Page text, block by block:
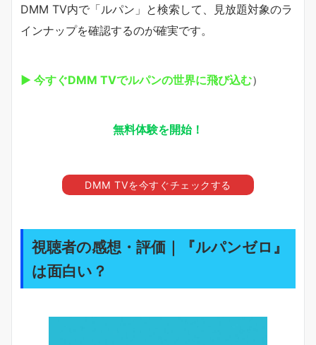
DMM TV内で「ルパン」と検索して、見放題対象のラ
インナップを確認するのが確実です。
▶ 今すぐDMM TVでルパンの世界に飛び込む）
無料体験を開始！
DMM TVを今すぐチェックする
視聴者の感想・評価｜『ルパンゼロ』
は面白い？